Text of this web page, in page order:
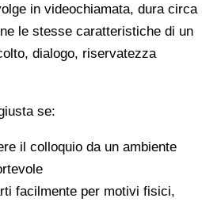
in videochiamata, dura circa
le stesse caratteristiche di un
dialogo, riservatezza
se:
il colloquio da un ambiente
facilmente per motivi fisici,